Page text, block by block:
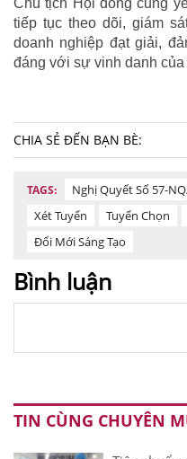
tiếp tục theo dõi, giám
doanh nghiệp đạt giải,
đáng với sự vinh danh
CHIA SẺ ĐẾN BẠN BÈ:
TAGS: Nghị Quyết Số 57-
Xét Tuyển
Tuyển Chọn
Đổi Mới Sáng Tạo
Bình luận
TIN CÙNG CHUYÊN